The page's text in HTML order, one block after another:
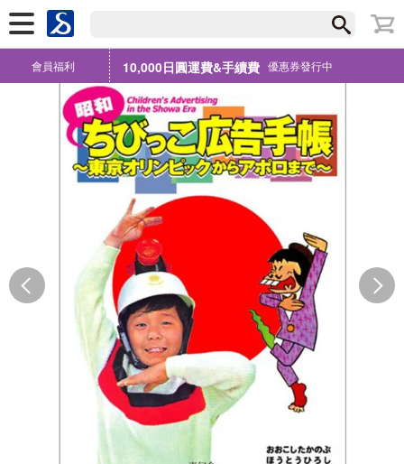
會員福利 10,000日圓運費&手續費 優惠券發行中